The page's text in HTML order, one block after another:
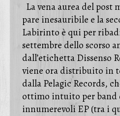
La vena aurea del post
pare inesauribile e la
Labirinto è qui per
settembre dello scorso
dall’etichetta Dissenso
viene ora distribuito in
dalla Pelagic Records,
ottimo intuito per band
innumerevoli EP (tra i